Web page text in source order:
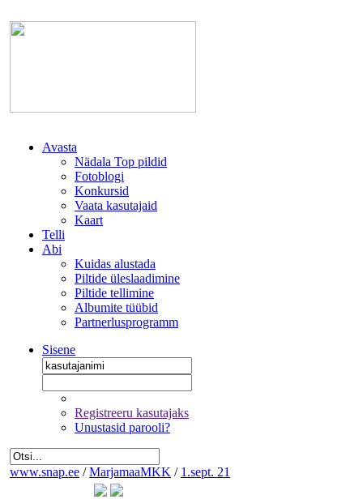
Avasta
Nädala Top pildid
Fotoblogi
Konkursid
Vaata kasutajaid
Kaart
Telli
Abi
Kuidas alustada
Piltide üleslaadimine
Piltide tellimine
Albumite tüübid
Partnerlusprogramm
Sisene
Registreeru kasutajaks
Unustasid parooli?
www.snap.ee / MarjamaaMKK / 1.sept. 21